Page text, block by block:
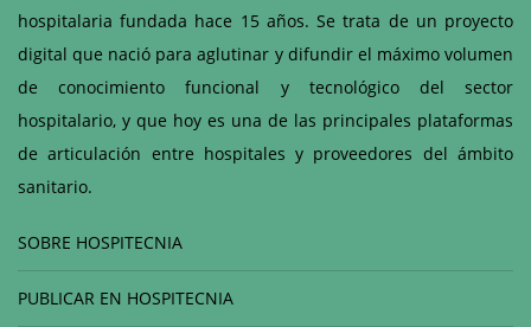
hospitalaria fundada hace 15 años. Se trata de un proyecto
digital que nació para aglutinar y difundir el máximo volumen
de conocimiento funcional y tecnológico del sector
hospitalario, y que hoy es una de las principales plataformas
de articulación entre hospitales y proveedores del ámbito
sanitario.
SOBRE HOSPITECNIA
PUBLICAR EN HOSPITECNIA